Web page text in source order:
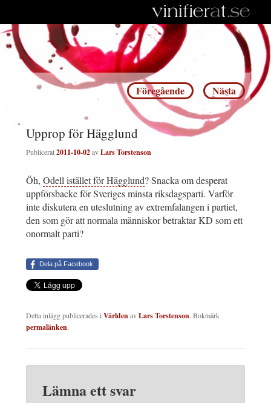
Inläggsnavigering
Föregående Nästa
Upprop för Hägglund
Publicerat2011-10-02avLars Torstenson
Öh, Odell istället för Hägglund? Snacka om desperat
uppförsbacke för Sveriges minsta riksdagsparti. Varför
inte diskutera en uteslutning av extremfalangen i partiet,
den som gör att normala människor betraktar KD som ett
onormalt parti?
Dela på Facebook
Detta inlägg publicerades iVärldenavLars Torstenson. Bokmärk
permalänken.
Lämna ett svar